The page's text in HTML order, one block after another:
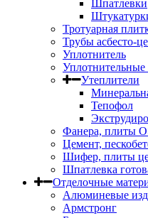
Шпатлевки
Тротуарная
Трубы асбесто-
Уплотнитель
Утеплители
Тепофол
Фанера, плиты
Цемент,
Шифер, плиты
Шпатлевка
Отделочные
Алюминевые
Армстронг